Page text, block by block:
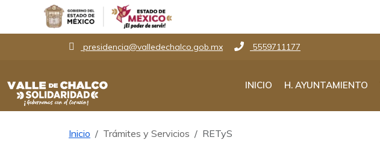
presidencia@valledechalco.gob.mx 5559711177
INICIO H. AYUNTAMIENTO
Inicio Trámites y Servicios RETyS